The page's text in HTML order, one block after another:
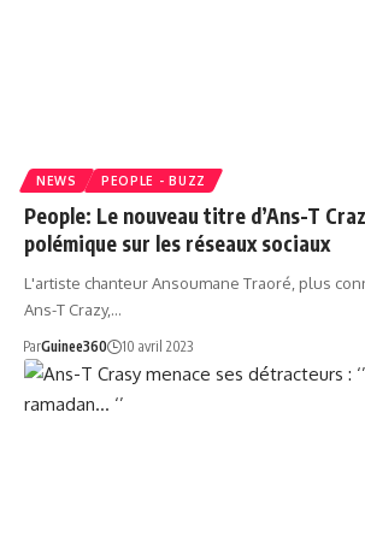
NEWS PEOPLE - BUZZ
People: Le nouveau titre d’Ans-T
polémique sur les réseaux sociaux
L'artiste chanteur Ansoumane Traoré, plus
Ans-T Crazy,…
ParGuinee360 10 avril 2023